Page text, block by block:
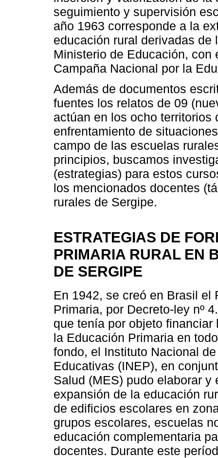
seguimiento y supervisión
año 1963 corresponde a la
educación rural derivadas
Ministerio de Educación,
Campaña Nacional por la
Además de documentos
fuentes los relatos de 09
actúan en los ocho
enfrentamiento de
campo de las escuelas
principios, buscamos
(estrategias) para estos
los mencionados docentes
rurales de Sergipe.
ESTRATEGIAS DE
PRIMARIA RURAL EN
DE SERGIPE
En 1942, se creó en Brasil el
Primaria, por Decreto-ley nº
que tenía por objeto
la Educación Primaria en
fondo, el Instituto Nacional
Educativas (INEP), en
Salud (MES) pudo elaborar
expansión de la educación
de edificios escolares en
grupos escolares, escuelas
educación complementaria
docentes. Durante este